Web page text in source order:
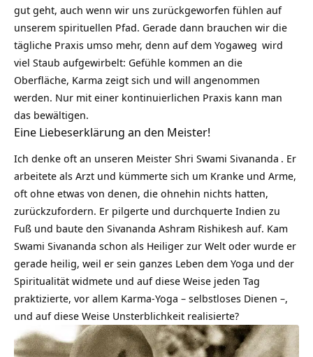
gut geht, auch wenn wir uns zurückgeworfen fühlen auf
unserem spirituellen Pfad. Gerade dann brauchen wir die
tägliche Praxis umso mehr, denn auf dem Yogaweg wird
viel Staub aufgewirbelt: Gefühle kommen an die
Oberfläche, Karma zeigt sich und will angenommen
werden. Nur mit einer kontinuierlichen Praxis kann man
das bewältigen.
Eine Liebeserklärung an den Meister!
Ich denke oft an unseren Meister Shri Swami Sivananda . Er
arbeitete als Arzt und kümmerte sich um Kranke und Arme,
oft ohne etwas von denen, die ohnehin nichts hatten,
zurückzufordern. Er pilgerte und durchquerte Indien zu
Fuß und baute den Sivananda Ashram Rishikesh auf. Kam
Swami Sivananda schon als Heiliger zur Welt oder wurde er
gerade heilig, weil er sein ganzes Leben dem Yoga und der
Spiritualität widmete und auf diese Weise jeden Tag
praktizierte, vor allem Karma-Yoga – selbstloses Dienen –,
und auf diese Weise Unsterblichkeit realisierte?